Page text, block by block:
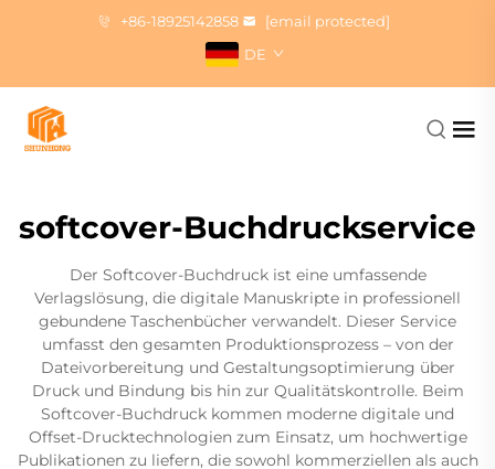
+86-18925142858
[email protected]
DE
softcover-Buchdruckservice
Der Softcover-Buchdruck ist eine umfassende
Verlagslösung, die digitale Manuskripte in professionell
gebundene Taschenbücher verwandelt. Dieser Service
umfasst den gesamten Produktionsprozess – von der
Dateivorbereitung und Gestaltungsoptimierung über
Druck und Bindung bis hin zur Qualitätskontrolle. Beim
Softcover-Buchdruck kommen moderne digitale und
Offset-Drucktechnologien zum Einsatz, um hochwertige
Publikationen zu liefern, die sowohl kommerziellen als auch